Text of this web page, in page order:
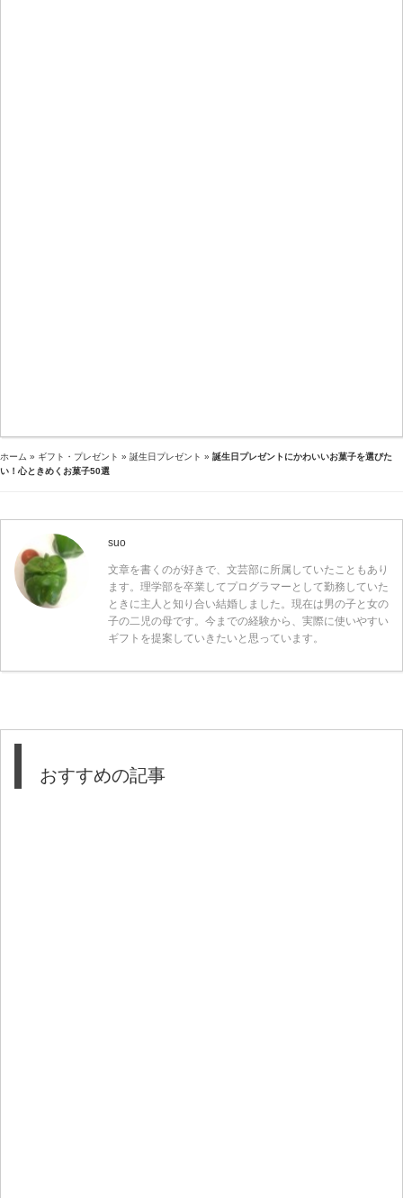
ホーム » ギフト・プレゼント » 誕生日プレゼント » 誕生日プレゼントにかわいいお菓子を選びた
い！心ときめくお菓子50選
suo
文章を書くのが好きで、文芸部に所属していたこともあり
ます。理学部を卒業してプログラマーとして勤務していた
ときに主人と知り合い結婚しました。現在は男の子と女の
子の二児の母です。今までの経験から、実際に使いやすい
ギフトを提案していきたいと思っています。
おすすめの記事